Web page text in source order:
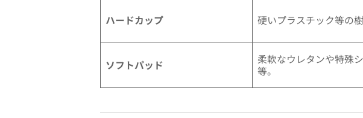
ハードカップ 硬いプラスチック等の樹
ソフトパッド
柔軟なウレタンや特殊
等。